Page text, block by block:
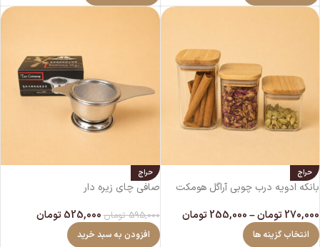
حراج
بانکه ادویه درب چوبی آراگل هومکت
270,000تومان–
255,000تومان
انتخاب گزینه ها
حراج
صافی چای زیره دار
595,000 تومان525,000 تومان
افزودن به سبد خرید